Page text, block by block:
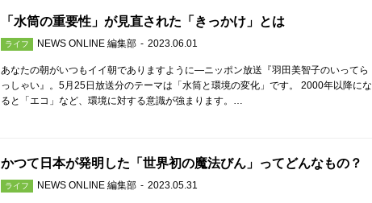
「水筒の重要性」が見直された「きっかけ」とは
ライフ NEWS ONLINE 編集部 2023.06.01
あなたの朝がいつもイイ朝でありますように—ニッポン放送『羽田美智子のいってら
っしゃい』。5月25日放送分のテーマは「水筒と環境の変化」です。 2000年以降にな
ると「エコ」など、環境に対する意識が強まります。…
かつて日本が発明した「世界初の魔法びん」ってどんなもの？
ライフ NEWS ONLINE 編集部 2023.05.31